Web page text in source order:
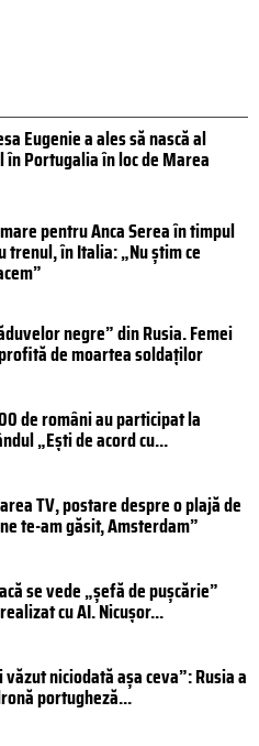
Eugenie a ales să nască al
Portugalia în loc de Marea
pentru Anca Serea în timpul
trenul, în Italia: „Nu știm ce
negre” din Rusia. Femei
de moartea soldaților
de români au participat la
„Ești de acord cu...
TV, postare despre o plajă de
te-am găsit, Amsterdam”
se vede „șefă de pușcărie”
cu AI. Nicușor...
văzut niciodată așa ceva”: Rusia a
portugheză...